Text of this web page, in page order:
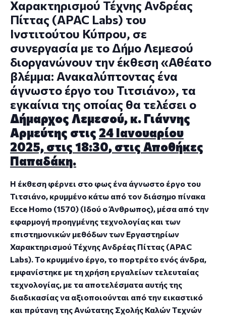
Χαρακτηρισμού Τέχνης Ανδρέας
Πίττας (APAC Labs) του
Ινστιτούτου Κύπρου, σε
συνεργασία με το Δήμο Λεμεσού
διοργανώνουν την έκθεση «Αθέατο
βλέμμα: Ανακαλύπτοντας ένα
άγνωστο έργο του Τιτσιάνο», τα
εγκαίνια της οποίας θα τελέσει ο
Δήμαρχος Λεμεσού, κ. Γιάννης
Αρμεύτης στις 24 Ιανουαρίου
2025, στις 18:30, στις Αποθήκες
Παπαδάκη.
Η έκθεση φέρνει στο φως ένα άγνωστο έργο του
Τιτσιάνο, κρυμμένο κάτω από τον διάσημο πίνακα
Ecce Homo (1570) (Ιδού ο Άνθρωπος), μέσα από την
εφαρμογή προηγμένης τεχνολογίας και των
επιστημονικών μεθόδων των Εργαστηρίων
Χαρακτηρισμού Τέχνης Ανδρέας Πίττας (APAC
Labs). Το κρυμμένο έργο, το πορτρέτο ενός άνδρα,
εμφανίστηκε με τη χρήση εργαλείων τελευταίας
τεχνολογίας, με τα αποτελέσματα αυτής της
διαδικασίας να αξιοποιούνται από την εικαστικό
και πρύτανη της Ανώτατης Σχολής Καλών Τεχνών